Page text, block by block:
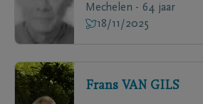
Mechelen - 64 jaar
18/11/2025
Frans VAN GILS